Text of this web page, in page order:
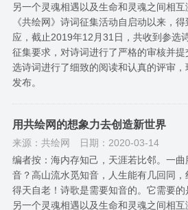
另一个灵魂相遇以及生命和灵魂之间相互
《共绘网》诗词征集活动自启动以来，
应，截止2019年12月31日，共收到参选
征集要求，对诗词进行了严格的审核并
选诗词进行了细致的阅读和认真的评审
发布。
用共绘网的想象力去创造新世界
来源：共绘网
日期：2020-03-14
编者按：海内存知己，天涯若比邻。一
音？高山流水觅知音，人生能有几回同
得天自老！诗歌是需要知音的。它需要
另一个灵魂相遇以及生命和灵魂之间相互